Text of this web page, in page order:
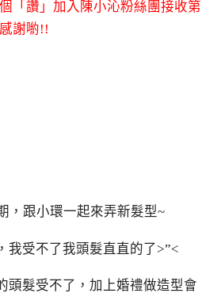
「讚」加入陳小沁粉絲團接收第
謝喲!!
，跟小環一起來弄新髮型~
我受不了我頭髮直直的了>”<
頭髮受不了，加上婚禮做造型會